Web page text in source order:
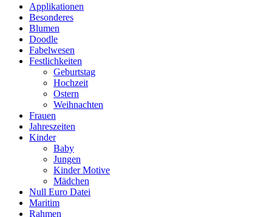
Applikationen
Besonderes
Blumen
Doodle
Fabelwesen
Festlichkeiten
Geburtstag
Hochzeit
Ostern
Weihnachten
Frauen
Jahreszeiten
Kinder
Baby
Jungen
Kinder Motive
Mädchen
Null Euro Datei
Maritim
Rahmen